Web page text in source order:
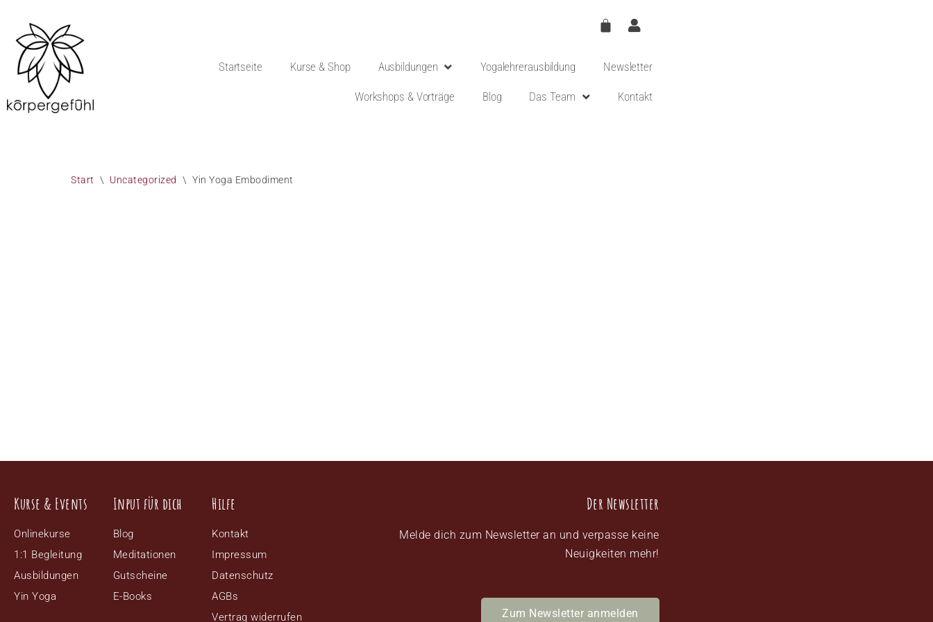
Zum
Inhalt
springen
Startseite Kurse & Shop Ausbildungen Yogalehrerausbildung Newsletter
Workshops & Vorträge Blog Das Team Kontakt
Start \ Uncategorized \ Yin Yoga Embodiment
Kurse & Events
Onlinekurse
1:1 Begleitung
Ausbildungen
Yin Yoga
Input für dich
Blog
Meditationen
Gutscheine
E-Books
Hilfe
Kontakt
Impressum
Datenschutz
AGBs
Vertrag widerrufen
Der Newsletter
Melde dich zum Newsletter an und verpasse keine
Neuigkeiten mehr!
Zum Newsletter anmelden